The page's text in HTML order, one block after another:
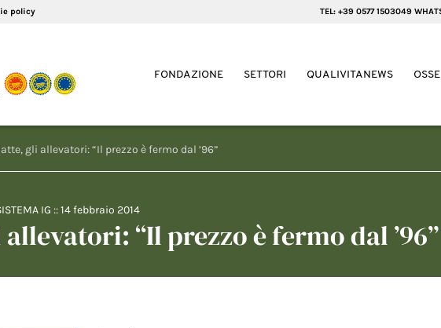
policy TEL: +39 0577 1503049
FONDAZIONE SETTORI QUALIVITANEWS
gli allevatori: “Il prezzo è fermo dal ’96”
IG ::14 febbraio 2014
“Il prezzo è fermo dal ’96”